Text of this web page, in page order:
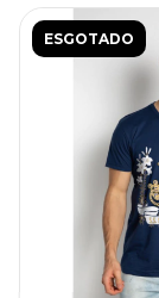
ESGOTADO